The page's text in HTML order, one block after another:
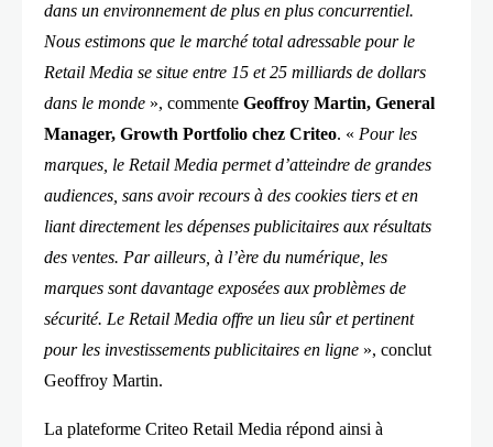
dans un environnement de plus en plus concurrentiel.
Nous estimons que le marché total adressable pour le
Retail Media se situe entre 15 et 25 milliards de dollars
dans le monde », commente Geoffroy Martin, General
Manager, Growth Portfolio chez Criteo. « Pour les
marques, le Retail Media permet d’atteindre de grandes
audiences, sans avoir recours à des cookies tiers et en
liant directement les dépenses publicitaires aux résultats
des ventes. Par ailleurs, à l’ère du numérique, les
marques sont davantage exposées aux problèmes de
sécurité. Le Retail Media offre un lieu sûr et pertinent
pour les investissements publicitaires en ligne », conclut
Geoffroy Martin.
La plateforme Criteo Retail Media répond ainsi à